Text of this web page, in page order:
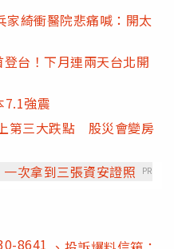
綺衝醫院悲痛喊：開太
台！下月連兩天台北開
7.1強震
第三大跌點 股災會變房
次拿到三張資安證照
PR
8641